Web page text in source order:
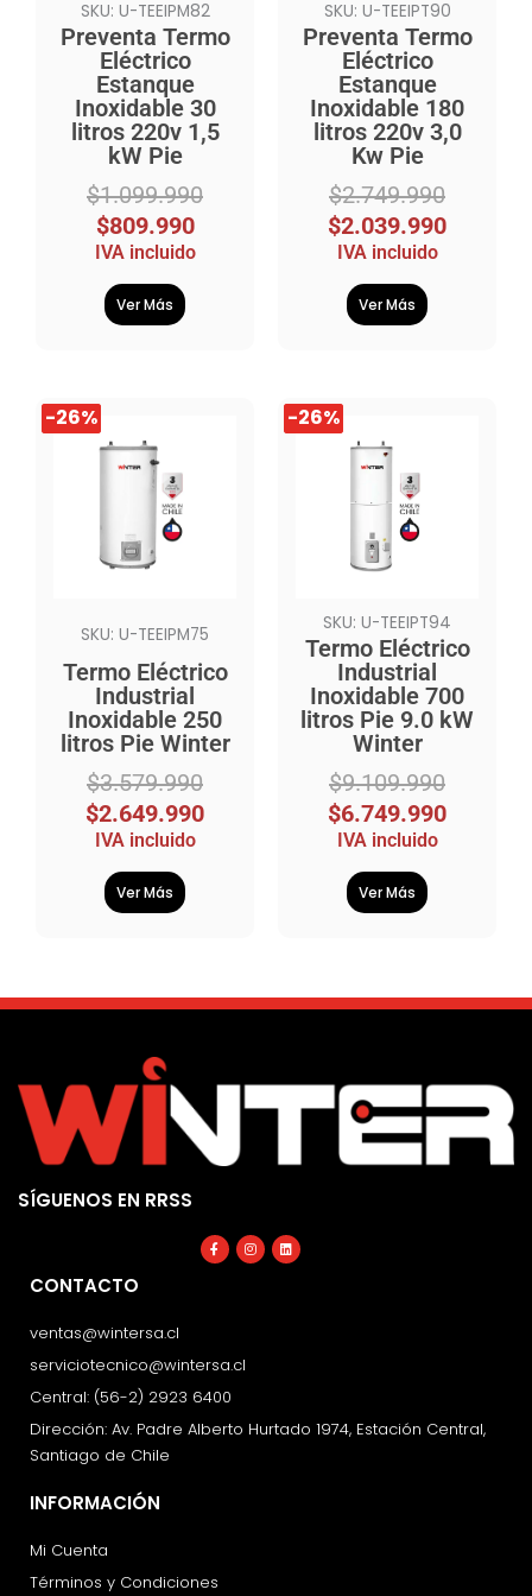
SKU: U-TEEIPM82
Preventa Termo
Eléctrico
Estanque
Inoxidable 30
litros 220v 1,5
kW Pie
$1.099.990
$809.990
IVA incluido
Ver Más
SKU: U-TEEIPT90
Preventa Termo
Eléctrico
Estanque
Inoxidable 180
litros 220v 3,0
Kw Pie
$2.749.990
$2.039.990
IVA incluido
Ver Más
-26%
-26%
SKU: U-TEEIPM75
Termo Eléctrico
Industrial
Inoxidable 250
litros Pie Winter
$3.579.990
El
precio
original
$3.579.990.
$2.649.990
El
precio
$2.649.990.
IVA incluido
Ver Más
-26%
-26%
SKU: U-TEEIPT94
Termo Eléctrico
Industrial
Inoxidable 700
litros Pie 9.0 kW
Winter
$9.109.990
El
precio
original
$9.109.990.
$6.749.990
El
precio
$6.749.990.
IVA incluido
Ver Más
SÍGUENOS EN RRSS
Facebook-
f
Instagram
Linkedin
CONTACTO
ventas@wintersa.cl
serviciotecnico@wintersa.cl
Central: (56-2) 2923 6400
Dirección: Av. Padre Alberto Hurtado 1974, Estación Central,
Santiago de Chile
INFORMACIÓN
Mi Cuenta
Términos y Condiciones